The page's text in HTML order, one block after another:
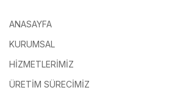
ANASAYFA
KURUMSAL
HIZMETLERIMIZ
ÜRETIM SÜRECIMIZ